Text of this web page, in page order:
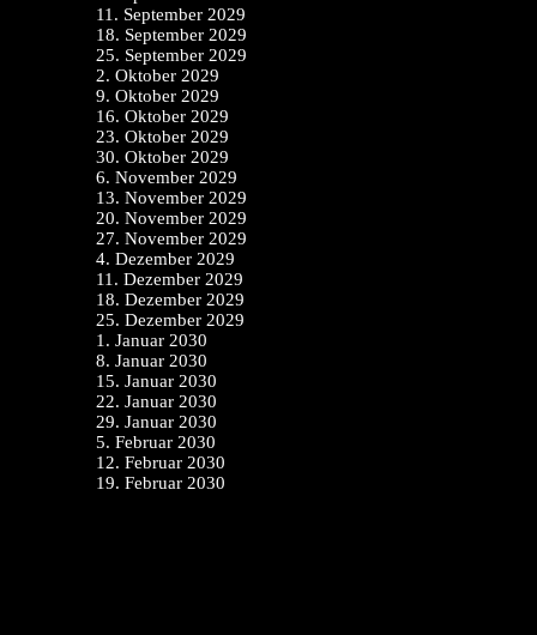
11. September 2029
18. September 2029
25. September 2029
2. Oktober 2029
9. Oktober 2029
16. Oktober 2029
23. Oktober 2029
30. Oktober 2029
6. November 2029
13. November 2029
20. November 2029
27. November 2029
4. Dezember 2029
11. Dezember 2029
18. Dezember 2029
25. Dezember 2029
1. Januar 2030
8. Januar 2030
15. Januar 2030
22. Januar 2030
29. Januar 2030
5. Februar 2030
12. Februar 2030
19. Februar 2030